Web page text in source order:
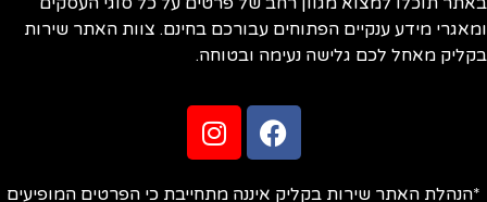
ומאגרי מידע ענקיים הפתוחים עבורכם בחינם. צוות האתר שירות
בקליק מאחל לכם גלישה נעימה ובטוחה.
*הנהלת האתר שירות בקליק איננה מתחייבת כי הפרטים המופיעים